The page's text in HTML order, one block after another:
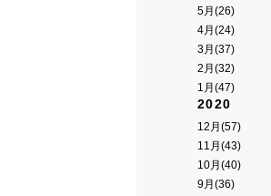
5月(26)
4月(24)
3月(37)
2月(32)
1月(47)
2020
12月(57)
11月(43)
10月(40)
9月(36)